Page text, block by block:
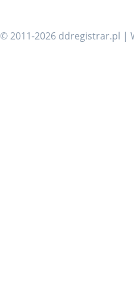
© 2011-2026 ddregistrar.pl |